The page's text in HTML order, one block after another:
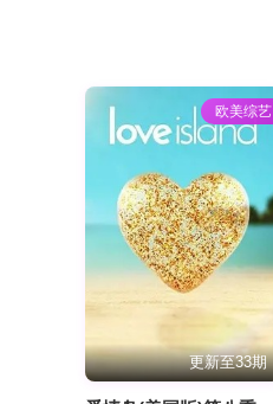
欧美综艺
更新至33期